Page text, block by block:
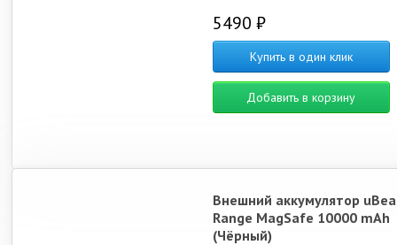
5490 ₽
Купить в один клик
Добавить в корзину
Внешний аккумулятор
Range MagSafe 10000 mAh
(Чёрный)